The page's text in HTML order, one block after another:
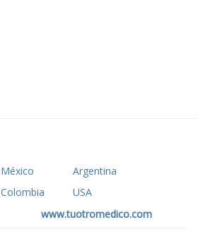
México
Argentina
Colombia
USA
www.tuotromedico.com